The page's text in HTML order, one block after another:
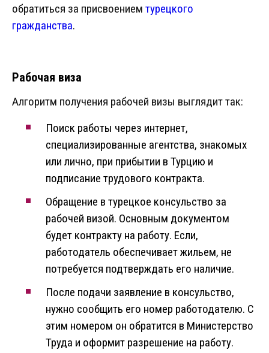
обратиться за присвоением турецкого
гражданства.
Рабочая виза
Алгоритм получения рабочей визы выглядит так:
Поиск работы через интернет,
специализированные агентства, знакомых
или лично, при прибытии в Турцию и
подписание трудового контракта.
Обращение в турецкое консульство за
рабочей визой. Основным документом
будет контракту на работу. Если,
работодатель обеспечивает жильем, не
потребуется подтверждать его наличие.
После подачи заявление в консульство,
нужно сообщить его номер работодателю. С
этим номером он обратится в Министерство
Труда и оформит разрешение на работу.